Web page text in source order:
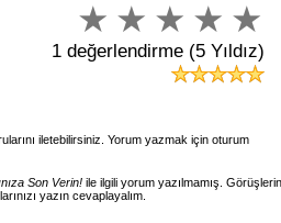
1 değerlendirme (5 Yıldız)
iletebilirsiniz. Yorum yazmak için oturum
Son Verin! ile ilgili yorum yazılmamış.
yazın cevaplayalım.